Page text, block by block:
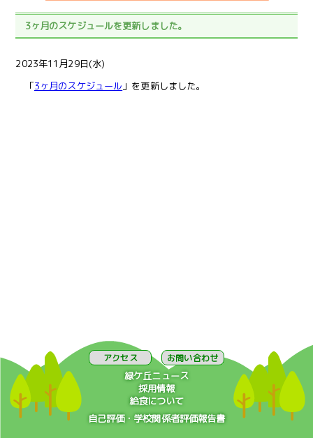
3ヶ月のスケジュールを更新しました。
2023年11月29日(水)
「3ヶ月のスケジュール 」を更新しました。
アクセス お問い合わせ
緑ケ丘ニュース
採用情報
給食について
自己評価・学校関係者評価報告書